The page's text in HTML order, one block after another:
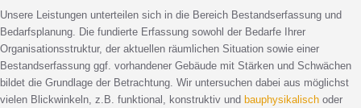
Unsere Leistungen unterteilen sich in die Bereich Bestandserfassung und
Bedarfsplanung. Die fundierte Erfassung sowohl der Bedarfe Ihrer
Organisationsstruktur, der aktuellen räumlichen Situation sowie einer
Bestandserfassung ggf. vorhandener Gebäude mit Stärken und Schwächen
bildet die Grundlage der Betrachtung. Wir untersuchen dabei aus möglichst
vielen Blickwinkeln, z.B. funktional, konstruktiv und bauphysikalisch oder